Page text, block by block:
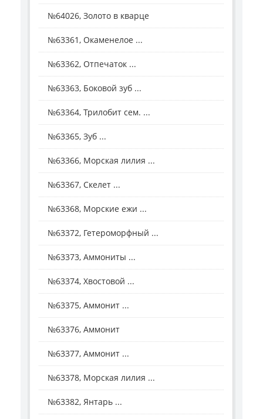
№64026, Золото в кварце
№63361, Окаменелое ...
№63362, Отпечаток ...
№63363, Боковой зуб ...
№63364, Трилобит сем. ...
№63365, Зуб ...
№63366, Морская лилия ...
№63367, Скелет ...
№63368, Морские ежи ...
№63372, Гетероморфный ...
№63373, Аммониты ...
№63374, Хвостовой ...
№63375, Аммонит ...
№63376, Аммонит
№63377, Аммонит ...
№63378, Морская лилия ...
№63382, Янтарь ...